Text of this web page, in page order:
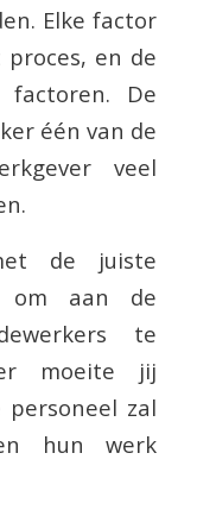
Elke factor
en de
De
één van de
veel
de juiste
om aan de
te
moeite jij
zal
hun werk